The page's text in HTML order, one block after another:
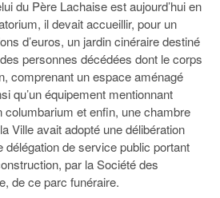
du Père Lachaise est aujourd’hui en
il devait accueillir, pour un
d’euros, un jardin cinéraire destiné
personnes décédées dont le corps
comprenant un espace aménagé
qu’un équipement mentionnant
columbarium et enfin, une chambre
Ville avait adopté une délibération
délégation de service public portant
par la Société des
de ce parc funéraire.